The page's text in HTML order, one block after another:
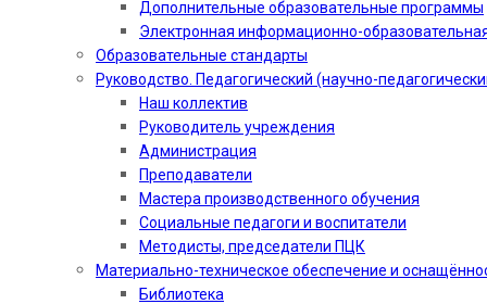
Дополнительные образовательные программы
Электронная информационно-
Образовательные стандарты
Руководство. Педагогический (научно-
Наш коллектив
Руководитель учреждения
Администрация
Преподаватели
Мастера производственного обучения
Социальные педагоги и воспитатели​
Методисты, председатели ПЦК
Материально-техническое обеспечение и
Библиотека